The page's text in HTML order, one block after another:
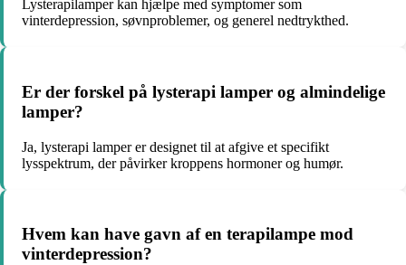
Lysterapilamper kan hjælpe med symptomer som
vinterdepression, søvnproblemer, og generel nedtrykthed.
Er der forskel på lysterapi lamper og almindelige
lamper?
Ja, lysterapi lamper er designet til at afgive et specifikt
lysspektrum, der påvirker kroppens hormoner og humør.
Hvem kan have gavn af en terapilampe mod
vinterdepression?